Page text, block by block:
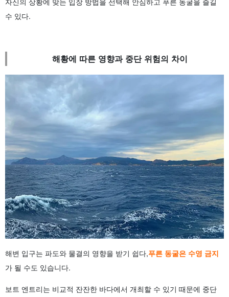
수 있다.
해황에 따른 영향과 중단 위험의 차이
해변 입구는 파도와 물결의 영향을 받기 쉽다,푸른 동굴은 수영 금지
가 될 수도 있습니다.
보트 엔트리는 비교적 잔잔한 바다에서 개최할 수 있기 때문에 중단